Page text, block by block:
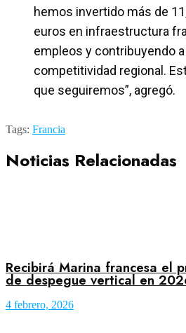
hemos invertido más de
euros en infraestructura
empleos y contribuyendo a
competitividad regional.
que seguiremos”, agregó.
Tags: Francia
Noticias Relacionadas
Recibirá Marina francesa el
de despegue vertical en
4 febrero, 2026